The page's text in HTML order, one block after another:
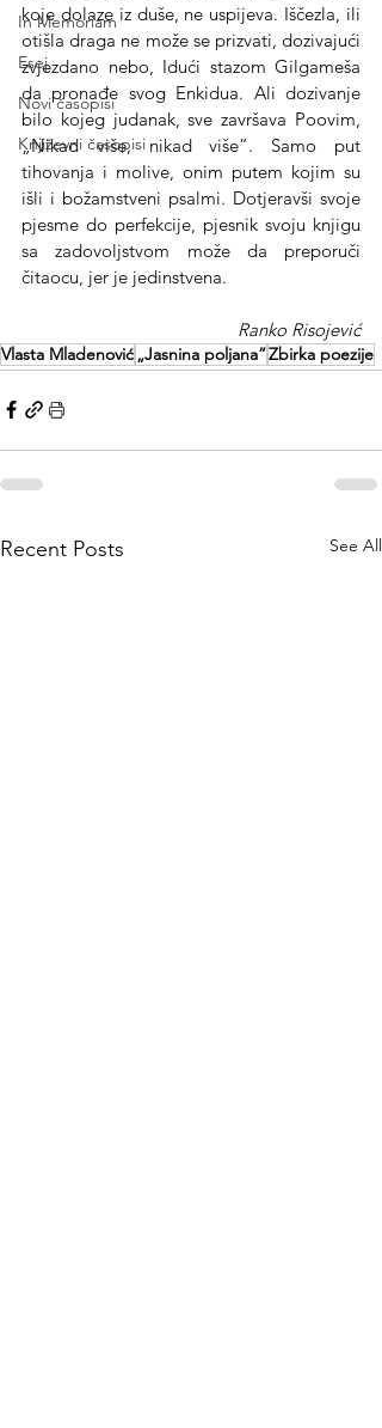
In Memoriam
Esej
Novi časopisi
Književni časopisi
koje dolaze iz duše, ne uspijeva. Iščezla, ili
otišla draga ne može se prizvati, dozivajući
zvjezdano nebo, Idući stazom Gilgameša
da pronađe svog Enkidua. Ali dozivanje
bilo kojeg judanak, sve završava Poovim,
„Nikad više, nikad više”. Samo put
tihovanja i molive, onim putem kojim su
išli i božamstveni psalmi. Dotjeravši svoje
pjesme do perfekcije, pjesnik svoju knjigu
sa zadovoljstvom može da preporuči
čitaocu, jer je jedinstvena.
Ranko Risojević
Vlasta Mladenović „Jasnina poljana”Zbirka poezije
Recent Posts See All